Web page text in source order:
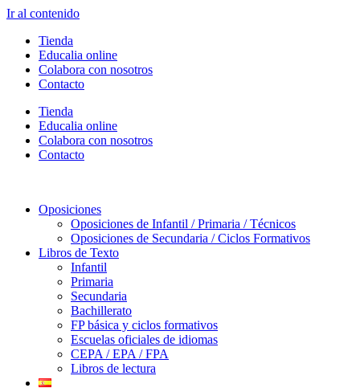
Ir al contenido
Tienda
Educalia online
Colabora con nosotros
Contacto
Tienda
Educalia online
Colabora con nosotros
Contacto
Oposiciones
Oposiciones de Infantil / Primaria / Técnicos
Oposiciones de Secundaria / Ciclos Formativos
Libros de Texto
Infantil
Primaria
Secundaria
Bachillerato
FP básica y ciclos formativos
Escuelas oficiales de idiomas
CEPA / EPA / FPA
Libros de lectura